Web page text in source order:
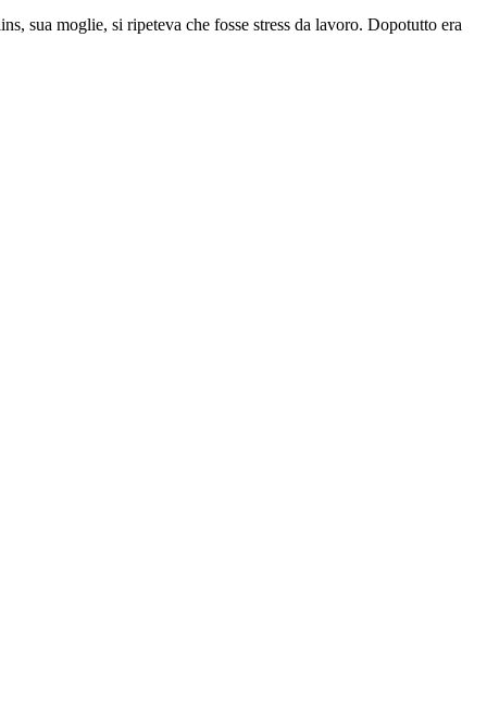
sua moglie, si ripeteva che fosse stress da lavoro. Dopotutto era